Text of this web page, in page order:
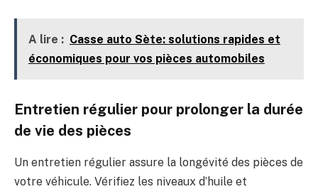
A lire : Casse auto Sète: solutions rapides et
économiques pour vos pièces automobiles
Entretien régulier pour prolonger la durée
de vie des pièces
Un entretien régulier assure la longévité des pièces de
votre véhicule. Vérifiez les niveaux d’huile et